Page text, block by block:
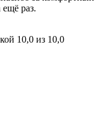
раз.
10,0 из 10,0